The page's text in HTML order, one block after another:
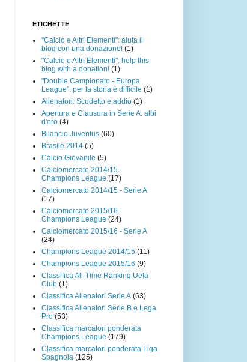
ETICHETTE
"Calcio e Altri Elementi": aiuta il
blog con una donazione! (1)
"Calcio e Altri Elementi": help this
blog with a donation! (1)
"Double Campionato - Europa
League": per la storia è difficile (1)
Allenatori: Scudetto e addio (1)
Apertura e Clausura in Serie A: albi
d'oro (4)
Bilancio Juventus (60)
Brasile 2014 (5)
Calcio Giovanile (5)
Calciomercato 2014/15 -
Champions League (17)
Calciomercato 2014/15 - Serie A
(17)
Calciomercato 2015/16 -
Champions League (24)
Calciomercato 2015/16 - Serie A
(24)
Champions League 2014/15 (11)
Champions League 2015/16 (9)
Classifica All-Time Ranking Uefa
Club (1)
Classifica Allenatori Serie A (63)
Classifica Allenatori Serie B e Lega
Pro (53)
Classifica marcatori ponderata
Champions League (179)
Classifica marcatori ponderata Liga
Spagnola (125)